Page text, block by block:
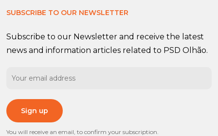
SUBSCRIBE TO OUR NEWSLETTER
Subscribe to our Newsletter and receive the latest
news and information articles related to PSD Olhão.
You will receive an email, to confirm your subscription.